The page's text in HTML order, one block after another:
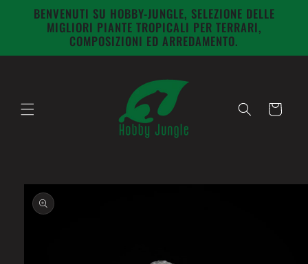
direttamente
ai contenuti
BENVENUTI SU HOBBY-JUNGLE, SELEZIONE DELLE
MIGLIORI PIANTE TROPICALI PER TERRARI,
COMPOSIZIONI ED ARREDAMENTO.
Carrello
Passa alle
informazioni
sul prodotto